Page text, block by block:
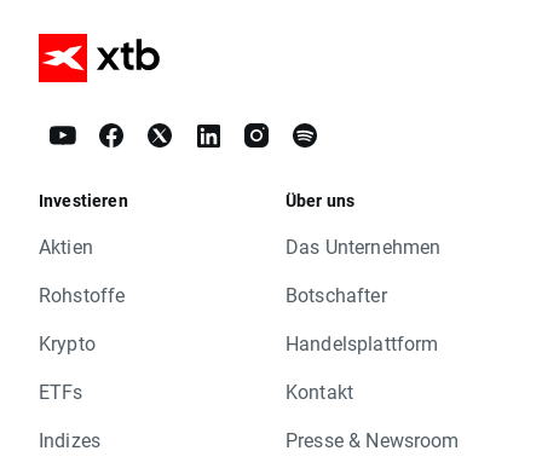
Investieren
Aktien
Rohstoffe
Krypto
ETFs
Indizes
Über uns
Das Unternehmen
Botschafter
Handelsplattform
Kontakt
Presse & Newsroom